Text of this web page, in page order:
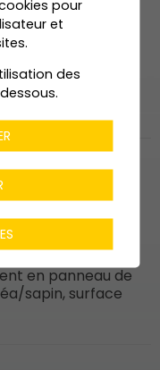
non-
latérales
à chiens :68
apparentes)
en panneau de
sapin, surface
pour
et
des